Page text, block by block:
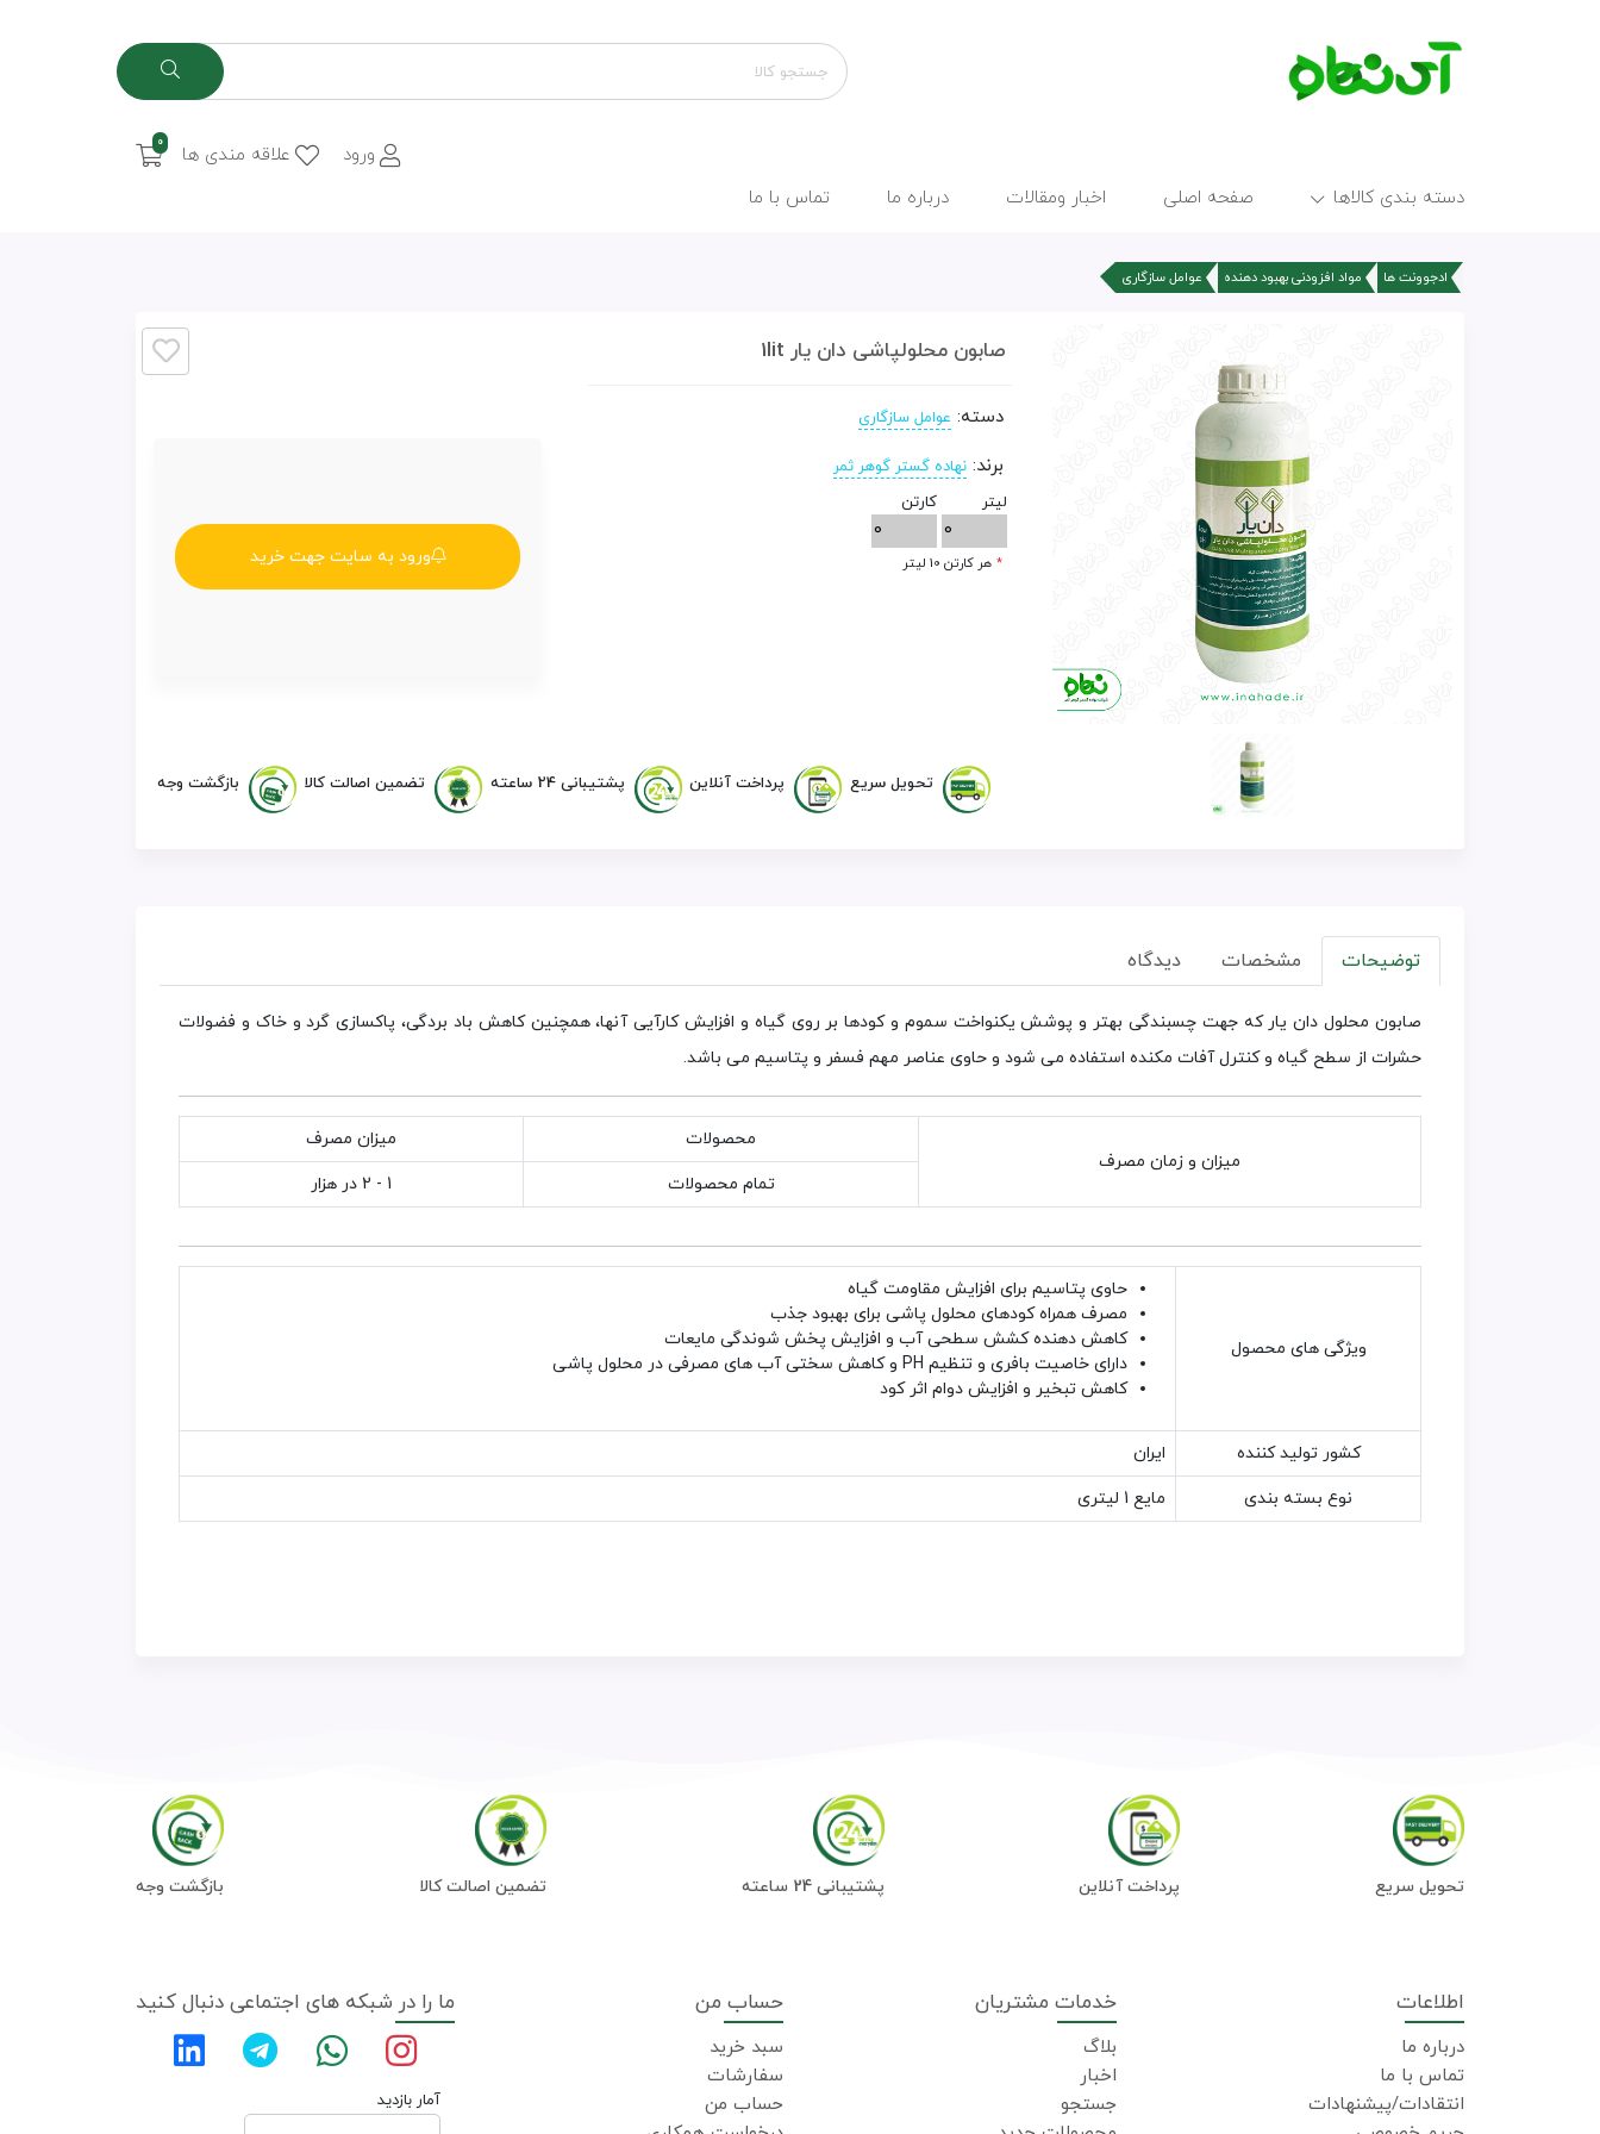
ورود علاقه مندی ها
0
دسته بندی کالاها صفحه اصلی اخبار ومقالات درباره ما تماس با ما
ادجوونت ها مواد افزودنی بهبود دهنده عوامل سازگاری
صابون محلولپاشی دان یار 1lit
دسته: عوامل سازگاری
برند: نهاده گستر گوهر ثمر
ليتر
کارتن
* هر کارتن 10 ليتر ورود به سایت جهت خرید
تحویل سریع پرداخت آنلاین پشتیبانی 24 ساعته تضمین اصالت کالا بازگشت وجه
توضیحات مشخصات دیدگاه
صابون محلول دان یار که جهت چسبندگی بهتر و پوشش یکنواخت سموم و کودها بر روی گیاه و افزایش کارآیی آنها، همچنین کاهش باد بردگی، پاکسازی گرد و خاک و فضولات
حشرات از سطح گیاه و کنترل آفات مکنده استفاده می شود و حاوی عناصر مهم فسفر و پتاسیم می باشد.
میزان و زمان مصرف
محصولات
میزان مصرف
تمام محصولات
1 - 2 در هزار
ویژگی های محصول
حاوی پتاسیم برای افزایش مقاومت گیاه
مصرف همراه کودهای محلول پاشی برای بهبود جذب
کاهش دهنده کشش سطحی آب و افزایش پخش شوندگی مایعات
دارای خاصیت بافری و تنظیم PH و کاهش سختی آب های مصرفی در محلول پاشی
کاهش تبخیر و افزایش دوام اثر کود
کشور تولید کننده
ایران
نوع بسته بندی
مایع 1 لیتری
تحویل سریع پرداخت آنلاین پشتیبانی 24 ساعته تضمین اصالت کالا بازگشت وجه
اطلاعات
درباره ما
تماس با ما
انتقادات/پیشنهادات
خدمات مشتریان
بلاگ
اخبار
جستجو
حساب من
سبد خرید
سفارشات
حساب من
ما را در شبکه های اجتماعی دنبال کنید
آمار بازدید